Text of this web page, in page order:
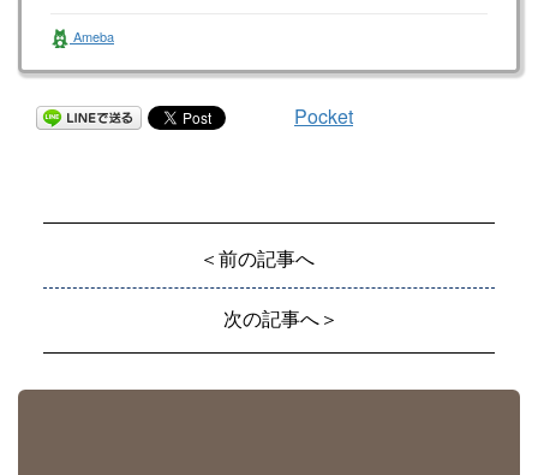
Ameba
Pocket
＜前の記事へ
次の記事へ＞